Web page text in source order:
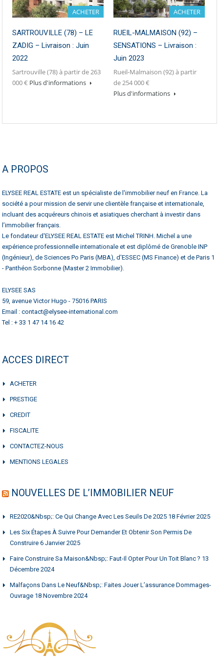
ACHETER
SARTROUVILLE (78) – LE
ZADIG – Livraison : Juin
2022
Sartrouville (78) à partir de 263
000 € Plus d'informations
ACHETER
RUEIL-MALMAISON (92) –
SENSATIONS – Livraison :
Juin 2023
Rueil-Malmaison (92) à partir
de 254 000 €
Plus d'informations
A PROPOS
ELYSEE REAL ESTATE est un spécialiste de l'immobilier neuf en France. La
société a pour mission de servir une clientèle française et internationale,
incluant des acquéreurs chinois et asiatiques cherchant à investir dans
l’immobilier français.
Le fondateur d'ELYSEE REAL ESTATE est Michel TRINH. Michel a une
expérience professionnelle internationale et est diplômé de Grenoble INP
(Ingénieur), de Sciences Po Paris (MBA), d'ESSEC (MS Finance) et de Paris 1
- Panthéon Sorbonne (Master 2 Immobilier).
ELYSEE SAS
59, avenue Victor Hugo - 75016 PARIS
Email : contact@elysee-international.com
Tel : + 33 1 47 14 16 42
ACCES DIRECT
ACHETER
PRESTIGE
CREDIT
FISCALITE
CONTACTEZ-NOUS
MENTIONS LEGALES
NOUVELLES DE L’IMMOBILIER NEUF
RE2020&nbsp;: Ce Qui Change Avec Les Seuils De 2025 18 Février 2025
Les Six Étapes À Suivre Pour Demander Et Obtenir Son Permis De
Construire 6 Janvier 2025
Faire Construire Sa Maison&nbsp;: Faut-Il Opter Pour Un Toit Blanc ? 13
Décembre 2024
Malfaçons Dans Le Neuf&nbsp;: Faites Jouer L’assurance Dommages-
Ouvrage 18 Novembre 2024